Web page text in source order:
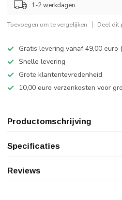
1-2 werkdagen
Toevoegen om te vergelijken Deel dit
Gratis levering vanaf 49,00 euro
Snelle levering
Grote klantentevredenheid
10,00 euro verzenkosten voor
Productomschrijving
Specificaties
Reviews